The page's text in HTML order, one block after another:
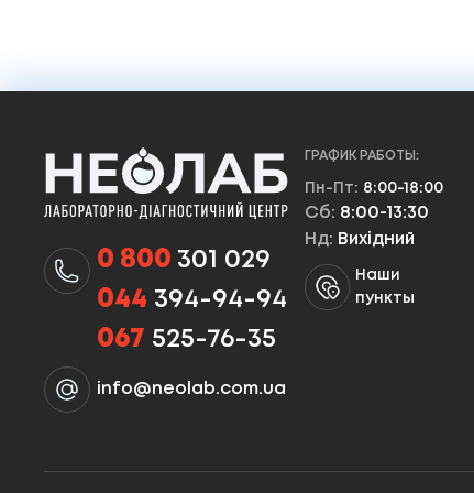
0 800 301 029
044 394-94-94
067 525-76-35
info@neolab.com.ua
ГРАФИК РАБОТЫ:
Пн-Пт: 8:00-18:00
Сб: 8:00-13:30
Нд: Вихідний
Наши
пункты